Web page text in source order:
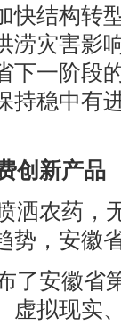
快结构转
涝灾害影
下一阶段
持稳中有
创新产品
洒农药，
势，安徽
了安徽省
虚拟现实